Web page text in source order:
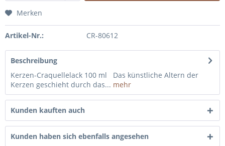
Merken
Artikel-Nr.: CR-80612
Beschreibung
Kerzen-Craquellelack 100 ml Das künstliche Altern der
Kerzen geschieht durch das... mehr
Kunden kauften auch
Kunden haben sich ebenfalls angesehen